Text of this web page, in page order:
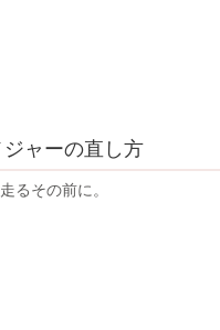
ャーの直し方
るその前に。